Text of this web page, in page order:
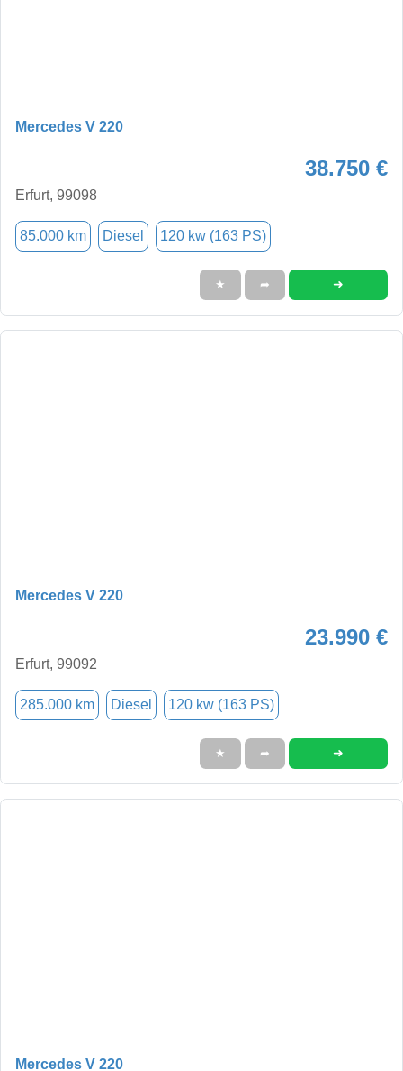
Mercedes V 220
38.750 €
Erfurt, 99098
85.000 km Diesel 120 kw (163 PS)
★ ➦ ➜
Mercedes V 220
23.990 €
Erfurt, 99092
285.000 km Diesel 120 kw (163 PS)
★ ➦ ➜
Mercedes V 220